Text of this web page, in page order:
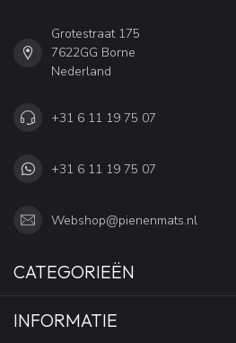
Grotestraat 175
7622GG Borne
Nederland
+31 6 11 19 75 07
+31 6 11 19 75 07
Webshop@pienenmats.nl
CATEGORIEËN
INFORMATIE